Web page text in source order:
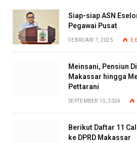
Siap-siap ASN
Pegawai Pusat
FEBRUARI 7, 2025
Meinsani, Pensiun
Makassar hingga
Pettarani
SEPTEMBER 10, 2024
Berikut Daftar 11
ke DPRD Makassar